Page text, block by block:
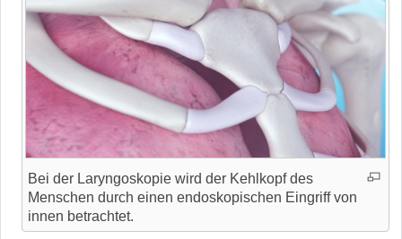
Bei der Laryngoskopie wird der Kehlkopf des
Menschen durch einen endoskopischen Eingriff von
innen betrachtet.